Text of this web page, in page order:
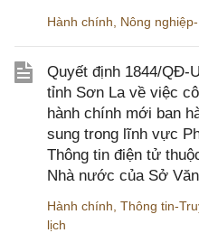
Hành chính Nông
Quyết định 1844/QĐ-
tỉnh Sơn La về việc
hành chính mới ban
sung trong lĩnh vực
Thông tin điện tử
Nhà nước của Sở
Hành chính Thông tin-
lịch